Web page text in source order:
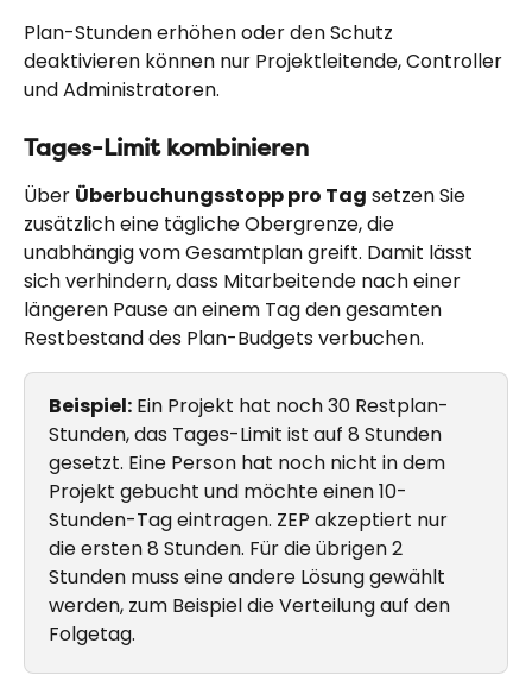
Plan-Stunden erhöhen oder den Schutz
deaktivieren können nur Projektleitende, Controller
und Administratoren.
Tages-Limit kombinieren
Über Überbuchungsstopp pro Tag setzen Sie
zusätzlich eine tägliche Obergrenze, die
unabhängig vom Gesamtplan greift. Damit lässt
sich verhindern, dass Mitarbeitende nach einer
längeren Pause an einem Tag den gesamten
Restbestand des Plan-Budgets verbuchen.
Beispiel: Ein Projekt hat noch 30 Restplan-
Stunden, das Tages-Limit ist auf 8 Stunden
gesetzt. Eine Person hat noch nicht in dem
Projekt gebucht und möchte einen 10-
Stunden-Tag eintragen. ZEP akzeptiert nur
die ersten 8 Stunden. Für die übrigen 2
Stunden muss eine andere Lösung gewählt
werden, zum Beispiel die Verteilung auf den
Folgetag.